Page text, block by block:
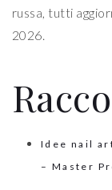
russa, tutti
2026.
Idee nail
– Master